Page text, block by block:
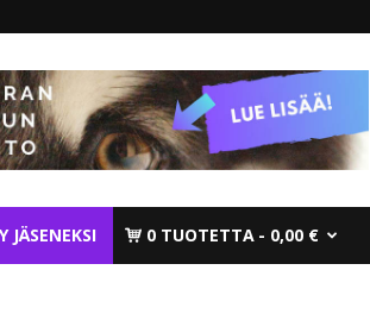
JÄSENEKSI 0 TUOTETTA 0,00 €